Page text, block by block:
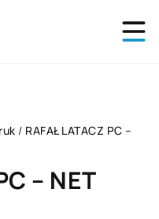
/ RAFAŁ LATACZ PC –
– NET